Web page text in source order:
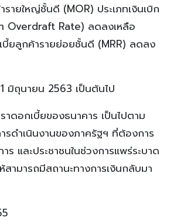
ายใหญ่ชั้นดี (MOR) ประเภทเงินเบิก
Overdraft Rate) ลดลงเหลือ
บี้ยลูกค้ารายย่อยชั้นดี (MRR) ลดลง
มิถุนายน 2563 เป็นต้นไป
ดอกเบี้ยของธนาคาร เป็นไปตาม
รดำเนินงานของภาครัฐฯ ที่ต้องการ
ร และประชาชนในช่วงการแพร่ระบาด
สามารถมีสถานะทางการเงินกลับมา